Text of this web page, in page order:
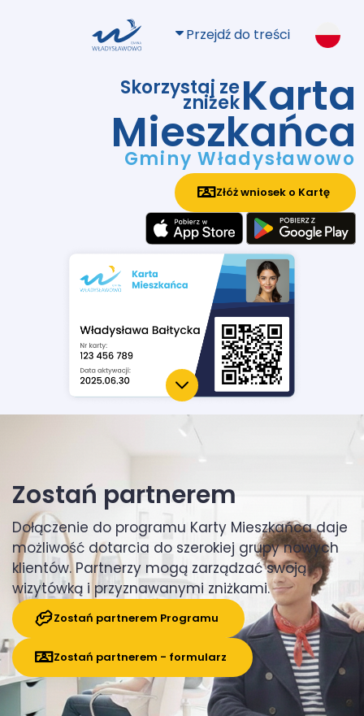
Przejdź do treści
Skorzystaj ze
zniżekKarta
Mieszkańca
Gminy Władysławowo
Złóż wniosek o Kartę
Zostań partnerem
Dołączenie do programu Karty Mieszkańca daje
możliwość dotarcia do szerokiej grupy nowych
klientów. Partnerzy mogą zarządzać swoją
wizytówką i przyznawanymi zniżkami.
Zostań partnerem Programu
Zostań partnerem - formularz